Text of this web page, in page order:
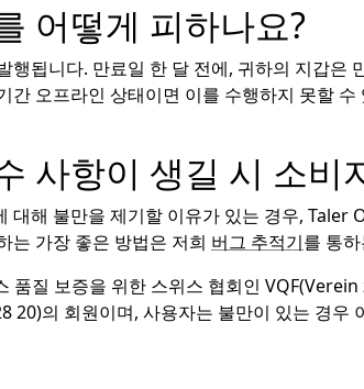
어떻게 피하나요?
행됩니다. 만료일 한 달 전에, 귀하의 지갑
간 오프라인 상태이면 이를 수행하지 못할
사항이 생길 시 소비
대해 불만을 제기할 이유가 있는 경우,
는 가장 좋은 방법은 저희 버그 추적기를 통
품질 보증을 위한 스위스 협회인
20)의 회원이며, 사용자는 불만이 있는 경우